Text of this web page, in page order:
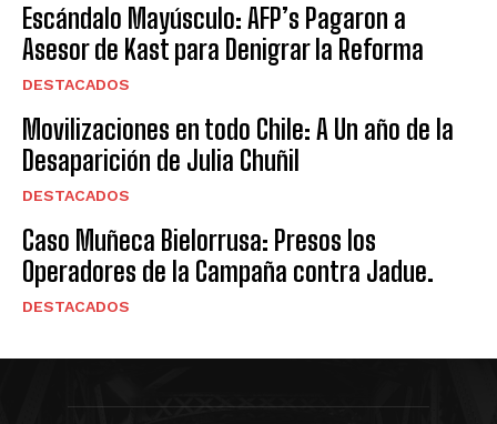
Escándalo Mayúsculo: AFP’s Pagaron a
Asesor de Kast para Denigrar la Reforma
DESTACADOS
Movilizaciones en todo Chile: A Un año de la
Desaparición de Julia Chuñil
DESTACADOS
Caso Muñeca Bielorrusa: Presos los
Operadores de la Campaña contra Jadue.
DESTACADOS